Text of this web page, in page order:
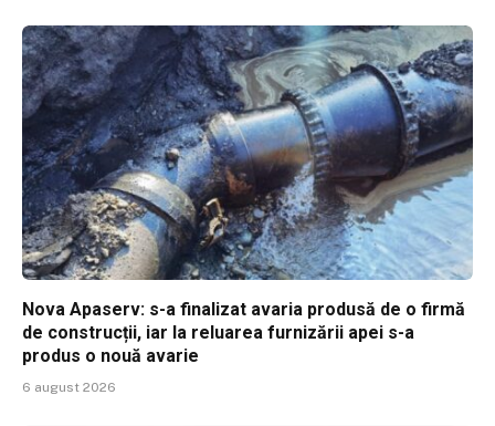
Nova Apaserv: s-a finalizat avaria produsă de o firmă
de construcții, iar la reluarea furnizării apei s-a
produs o nouă avarie
6 august 2026